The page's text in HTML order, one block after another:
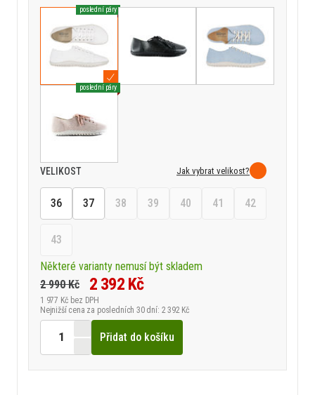
poslední páry
poslední páry
VELIKOST Jak vybrat velikost?
36 37 38 39 40 41 42
43
Některé varianty nemusí být skladem
2 990 Kč
2 392 Kč
1 977 Kč bez DPH
Nejnižší cena za posledních 30 dní: 2 392 Kč
Přidat do košíku